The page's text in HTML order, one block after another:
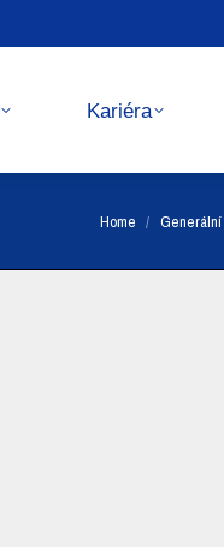
Kariéra
You are here:
Home